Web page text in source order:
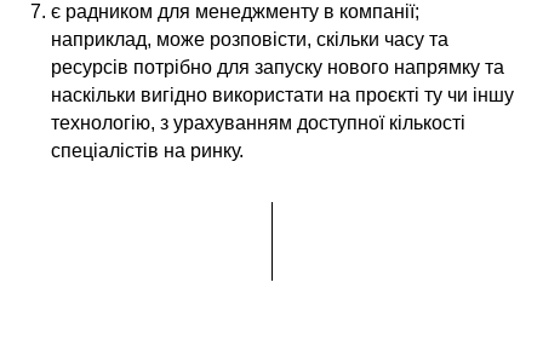
є радником для менеджменту в компанії;
наприклад, може розповісти, скільки часу та
ресурсів потрібно для запуску нового напрямку та
наскільки вигідно використати на проєкті ту чи іншу
технологію, з урахуванням доступної кількості
спеціалістів на ринку.